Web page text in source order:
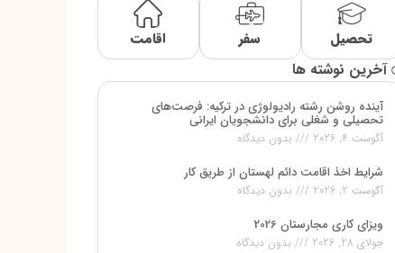
تحصیل سفر اقامت
آخرین نوشته ها
آینده روشن رشته رادیولوژی در ترکیه: فرصت‌های
تحصیلی و شغلی برای دانشجویان ایرانی
آگوست 4, 2026 بدون دیدگاه
شرایط اخذ اقامت دائم لهستان از طریق کار
آگوست 2, 2026 بدون دیدگاه
ویزای کاری مجارستان 2026
جولای 28, 2026 بدون دیدگاه